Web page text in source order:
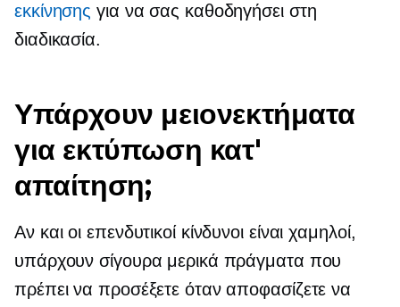
εκκίνησης για να σας καθοδηγήσει στη
διαδικασία.
Υπάρχουν μειονεκτήματα
για εκτύπωση κατ'
απαίτηση;
Αν και οι επενδυτικοί κίνδυνοι είναι χαμηλοί,
υπάρχουν σίγουρα μερικά πράγματα που
πρέπει να προσέξετε όταν αποφασίζετε να